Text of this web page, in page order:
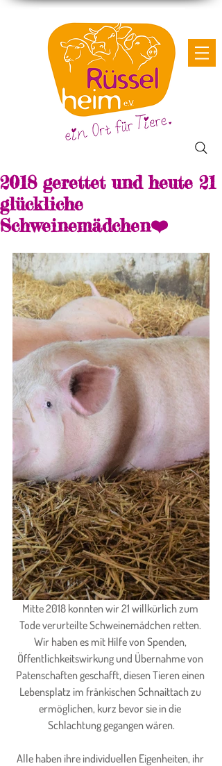
2018 gerettet und heute 21
glückliche
Schweinemädchen❤️
Mitte 2018 konnten wir 21 willkürlich zum
Tode verurteilte Schweinemädchen retten.
Wir haben es mit Hilfe von Spenden,
Öffentlichkeitswirkung und Übernahme von
Patenschaften geschafft, diesen Tieren einen
Lebensplatz im fränkischen Schnaittach zu
ermöglichen, kurz bevor sie in die
Schlachtung gegangen wären.
Alle haben ihre individuellen Eigenheiten, ihr